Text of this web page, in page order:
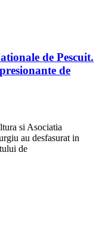
de Pescuit.
de
si Asociatia
au desfasurat in
de